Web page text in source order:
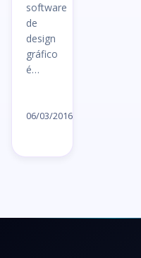
software
de
design
gráfico
é…
06/03/2016